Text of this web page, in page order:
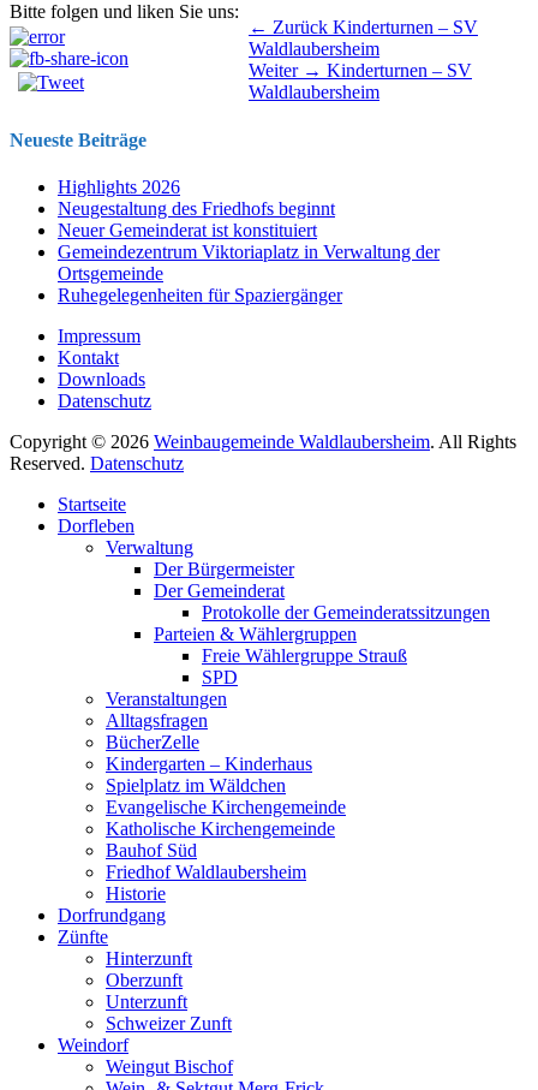
Bitte folgen und liken Sie uns:
Beitragsnavigation ← Zurück Vorhergehender
Beitrag:
Kinderturnen – SV
Waldlaubersheim
Weiter → Nächster
Beitrag:
Kinderturnen – SV
Waldlaubersheim
Neueste Beiträge
Highlights 2026
Neugestaltung des Friedhofs beginnt
Neuer Gemeinderat ist konstituiert
Gemeindezentrum Viktoriaplatz in Verwaltung der
Ortsgemeinde
Ruhegelegenheiten für Spaziergänger
Impressum
Kontakt
Downloads
Datenschutz
Copyright © 2026 Weinbaugemeinde Waldlaubersheim. All Rights
Reserved. Datenschutz
oben
scrollen
Startseite
Dorfleben
Verwaltung
Der Bürgermeister
Der Gemeinderat
Protokolle der Gemeinderatssitzungen
Parteien & Wählergruppen
Freie Wählergruppe Strauß
SPD
Veranstaltungen
Alltagsfragen
BücherZelle
Kindergarten – Kinderhaus
Spielplatz im Wäldchen
Evangelische Kirchengemeinde
Katholische Kirchengemeinde
Bauhof Süd
Friedhof Waldlaubersheim
Historie
Dorfrundgang
Zünfte
Hinterzunft
Oberzunft
Unterzunft
Schweizer Zunft
Weindorf
Weingut Bischof